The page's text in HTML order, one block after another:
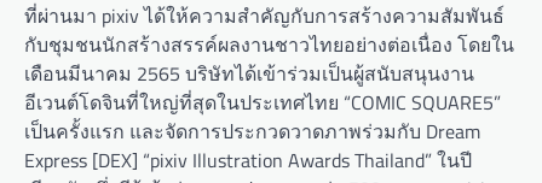
ที่ผ่านมา pixiv ได้ให้ความสำคัญกับการสร้างความสัมพันธ์
กับชุมชนนักสร้างสรรค์ผลงานชาวไทยอย่างต่อเนื่อง โดยใน
เดือนมีนาคม 2565 บริษัทได้เข้าร่วมเป็นผู้สนับสนุนงาน
อีเวนต์โดจินที่ใหญ่ที่สุดในประเทศไทย “COMIC SQUARE5”
เป็นครั้งแรก และจัดการประกวดวาดภาพร่วมกับ Dream
Express [DEX] “pixiv Illustration Awards Thailand” ในปี